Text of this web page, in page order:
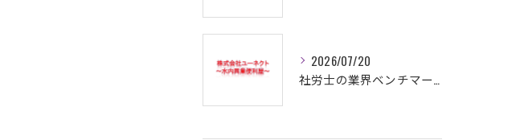
2026/07/20
社労士の業界ベンチマークと解体工事市場で高収益を実現する成功戦略